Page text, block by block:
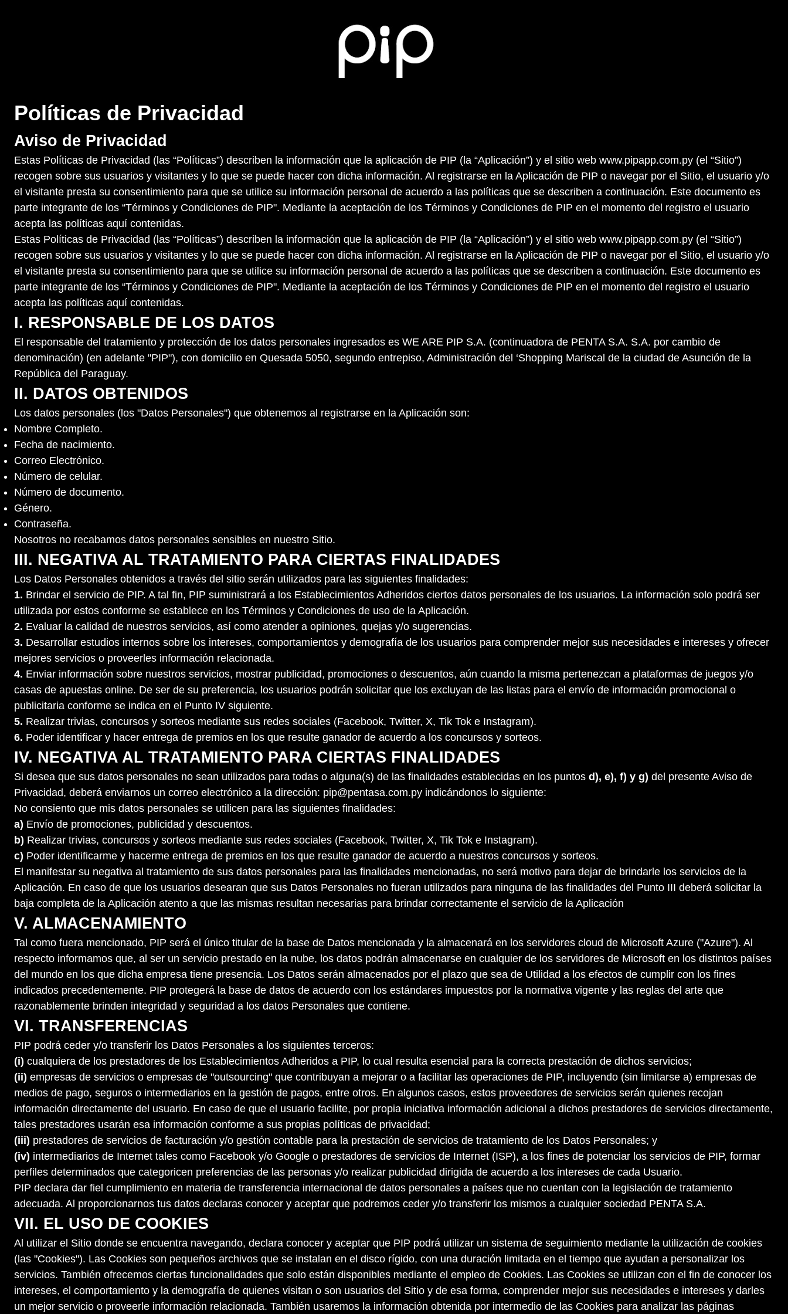
Políticas de Privacidad
Aviso de Privacidad
Estas Políticas de Privacidad (las “Políticas”) describen la información que la aplicación de PIP (la “Aplicación”) y el sitio web www.pipapp.com.py (el “Sitio”)
recogen sobre sus usuarios y visitantes y lo que se puede hacer con dicha información. Al registrarse en la Aplicación de PIP o navegar por el Sitio, el usuario y/o
el visitante presta su consentimiento para que se utilice su información personal de acuerdo a las políticas que se describen a continuación. Este documento es
parte integrante de los “Términos y Condiciones de PIP". Mediante la aceptación de los Términos y Condiciones de PIP en el momento del registro el usuario
acepta las políticas aquí contenidas.
Estas Políticas de Privacidad (las “Políticas”) describen la información que la aplicación de PIP (la “Aplicación”) y el sitio web www.pipapp.com.py (el “Sitio”)
recogen sobre sus usuarios y visitantes y lo que se puede hacer con dicha información. Al registrarse en la Aplicación de PIP o navegar por el Sitio, el usuario y/o
el visitante presta su consentimiento para que se utilice su información personal de acuerdo a las políticas que se describen a continuación. Este documento es
parte integrante de los “Términos y Condiciones de PIP". Mediante la aceptación de los Términos y Condiciones de PIP en el momento del registro el usuario
acepta las políticas aquí contenidas.
I. RESPONSABLE DE LOS DATOS
El responsable del tratamiento y protección de los datos personales ingresados es WE ARE PIP S.A. (continuadora de PENTA S.A. S.A. por cambio de
denominación) (en adelante "PIP"), con domicilio en Quesada 5050, segundo entrepiso, Administración del ‘Shopping Mariscal de la ciudad de Asunción de la
República del Paraguay.
II. DATOS OBTENIDOS
Los datos personales (los "Datos Personales") que obtenemos al registrarse en la Aplicación son:
Nombre Completo.
Fecha de nacimiento.
Correo Electrónico.
Número de celular.
Número de documento.
Género.
Contraseña.
Nosotros no recabamos datos personales sensibles en nuestro Sitio.
III. NEGATIVA AL TRATAMIENTO PARA CIERTAS FINALIDADES
Los Datos Personales obtenidos a través del sitio serán utilizados para las siguientes finalidades:
1. Brindar el servicio de PIP. A tal fin, PIP suministrará a los Establecimientos Adheridos ciertos datos personales de los usuarios. La información solo podrá ser
utilizada por estos conforme se establece en los Términos y Condiciones de uso de la Aplicación.
2. Evaluar la calidad de nuestros servicios, así como atender a opiniones, quejas y/o sugerencias.
3. Desarrollar estudios internos sobre los intereses, comportamientos y demografía de los usuarios para comprender mejor sus necesidades e intereses y ofrecer
mejores servicios o proveerles información relacionada.
4. Enviar información sobre nuestros servicios, mostrar publicidad, promociones o descuentos, aún cuando la misma pertenezcan a plataformas de juegos y/o
casas de apuestas online. De ser de su preferencia, los usuarios podrán solicitar que los excluyan de las listas para el envío de información promocional o
publicitaria conforme se indica en el Punto IV siguiente.
5. Realizar trivias, concursos y sorteos mediante sus redes sociales (Facebook, Twitter, X, Tik Tok e Instagram).
6. Poder identificar y hacer entrega de premios en los que resulte ganador de acuerdo a los concursos y sorteos.
IV. NEGATIVA AL TRATAMIENTO PARA CIERTAS FINALIDADES
Si desea que sus datos personales no sean utilizados para todas o alguna(s) de las finalidades establecidas en los puntos d), e), f) y g) del presente Aviso de
Privacidad, deberá enviarnos un correo electrónico a la dirección: pip@pentasa.com.py indicándonos lo siguiente:
No consiento que mis datos personales se utilicen para las siguientes finalidades:
a) Envío de promociones, publicidad y descuentos.
b) Realizar trivias, concursos y sorteos mediante sus redes sociales (Facebook, Twitter, X, Tik Tok e Instagram).
c) Poder identificarme y hacerme entrega de premios en los que resulte ganador de acuerdo a nuestros concursos y sorteos.
El manifestar su negativa al tratamiento de sus datos personales para las finalidades mencionadas, no será motivo para dejar de brindarle los servicios de la
Aplicación. En caso de que los usuarios desearan que sus Datos Personales no fueran utilizados para ninguna de las finalidades del Punto III deberá solicitar la
baja completa de la Aplicación atento a que las mismas resultan necesarias para brindar correctamente el servicio de la Aplicación
V. ALMACENAMIENTO
Tal como fuera mencionado, PIP será el único titular de la base de Datos mencionada y la almacenará en los servidores cloud de Microsoft Azure ("Azure"). Al
respecto informamos que, al ser un servicio prestado en la nube, los datos podrán almacenarse en cualquier de los servidores de Microsoft en los distintos países
del mundo en los que dicha empresa tiene presencia. Los Datos serán almacenados por el plazo que sea de Utilidad a los efectos de cumplir con los fines
indicados precedentemente. PIP protegerá la base de datos de acuerdo con los estándares impuestos por la normativa vigente y las reglas del arte que
razonablemente brinden integridad y seguridad a los datos Personales que contiene.
VI. TRANSFERENCIAS
PIP podrá ceder y/o transferir los Datos Personales a los siguientes terceros:
(i) cualquiera de los prestadores de los Establecimientos Adheridos a PIP, lo cual resulta esencial para la correcta prestación de dichos servicios;
(ii) empresas de servicios o empresas de "outsourcing" que contribuyan a mejorar o a facilitar las operaciones de PIP, incluyendo (sin limitarse a) empresas de
medios de pago, seguros o intermediarios en la gestión de pagos, entre otros. En algunos casos, estos proveedores de servicios serán quienes recojan
información directamente del usuario. En caso de que el usuario facilite, por propia iniciativa información adicional a dichos prestadores de servicios directamente,
tales prestadores usarán esa información conforme a sus propias políticas de privacidad;
(iii) prestadores de servicios de facturación y/o gestión contable para la prestación de servicios de tratamiento de los Datos Personales; y
(iv) intermediarios de Internet tales como Facebook y/o Google o prestadores de servicios de Internet (ISP), a los fines de potenciar los servicios de PIP, formar
perfiles determinados que categoricen preferencias de las personas y/o realizar publicidad dirigida de acuerdo a los intereses de cada Usuario.
PIP declara dar fiel cumplimiento en materia de transferencia internacional de datos personales a países que no cuentan con la legislación de tratamiento
adecuada. Al proporcionarnos tus datos declaras conocer y aceptar que podremos ceder y/o transferir los mismos a cualquier sociedad PENTA S.A.
VII. EL USO DE COOKIES
Al utilizar el Sitio donde se encuentra navegando, declara conocer y aceptar que PIP podrá utilizar un sistema de seguimiento mediante la utilización de cookies
(las "Cookies"). Las Cookies son pequeños archivos que se instalan en el disco rígido, con una duración limitada en el tiempo que ayudan a personalizar los
servicios. También ofrecemos ciertas funcionalidades que solo están disponibles mediante el empleo de Cookies. Las Cookies se utilizan con el fin de conocer los
intereses, el comportamiento y la demografía de quienes visitan o son usuarios del Sitio y de esa forma, comprender mejor sus necesidades e intereses y darles
un mejor servicio o proveerle información relacionada. También usaremos la información obtenida por intermedio de las Cookies para analizar las páginas